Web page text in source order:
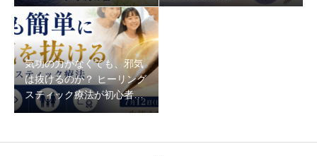
気功の力がなくても、邪気
は抜けるのか？ ヒーリング
スティック療法が初心者で
もできる理由